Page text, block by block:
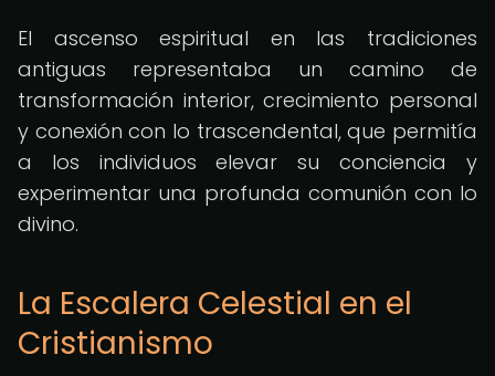
El ascenso espiritual en las tradiciones
antiguas representaba un camino de
transformación interior, crecimiento personal
y conexión con lo trascendental, que permitía
a los individuos elevar su conciencia y
experimentar una profunda comunión con lo
divino.
La Escalera Celestial en el
Cristianismo